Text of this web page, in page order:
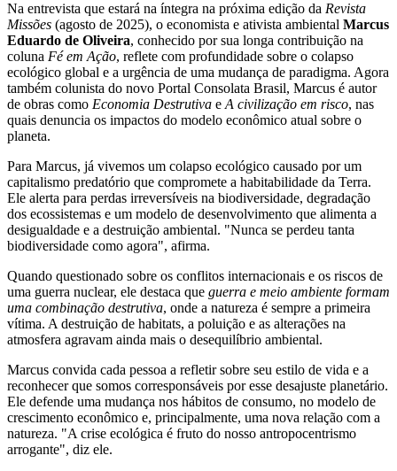
Na entrevista que estará na íntegra na próxima edição da Revista
Missões (agosto de 2025), o economista e ativista ambiental Marcus
Eduardo de Oliveira, conhecido por sua longa contribuição na
coluna Fé em Ação, reflete com profundidade sobre o colapso
ecológico global e a urgência de uma mudança de paradigma. Agora
também colunista do novo Portal Consolata Brasil, Marcus é autor
de obras como Economia Destrutiva eA civilização em risco, nas
quais denuncia os impactos do modelo econômico atual sobre o
planeta.
Para Marcus, já vivemos um colapso ecológico causado por um
capitalismo predatório que compromete a habitabilidade da Terra.
Ele alerta para perdas irreversíveis na biodiversidade, degradação
dos ecossistemas e um modelo de desenvolvimento que alimenta a
desigualdade e a destruição ambiental. "Nunca se perdeu tanta
biodiversidade como agora", afirma.
Quando questionado sobre os conflitos internacionais e os riscos de
uma guerra nuclear, ele destaca que guerra e meio ambiente formam
uma combinação destrutiva, onde a natureza é sempre a primeira
vítima. A destruição de habitats, a poluição e as alterações na
atmosfera agravam ainda mais o desequilíbrio ambiental.
Marcus convida cada pessoa a refletir sobre seu estilo de vida e a
reconhecer que somos corresponsáveis por esse desajuste planetário.
Ele defende uma mudança nos hábitos de consumo, no modelo de
crescimento econômico e, principalmente, uma nova relação com a
natureza. "A crise ecológica é fruto do nosso antropocentrismo
arrogante", diz ele.